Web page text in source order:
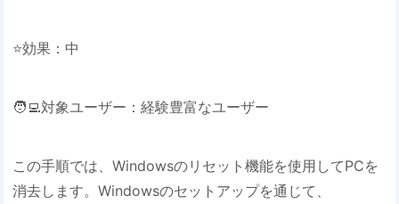
⭐効果：中
🧑‍💻対象ユーザー：経験豊富なユーザー
この手順では、Windowsのリセット機能を使用してPCを
消去します。Windowsのセットアップを通じて、